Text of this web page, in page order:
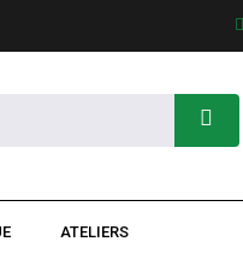
ATELIERS